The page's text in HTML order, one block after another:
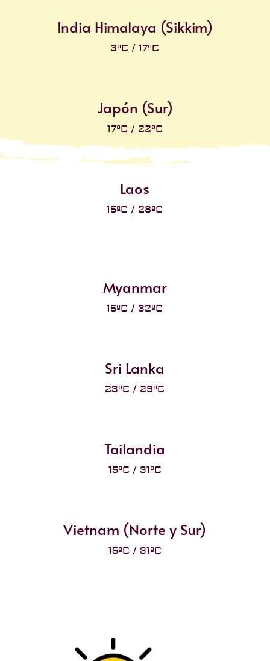
India Himalaya (Sikkim)
3ºC / 17ºC
Japón (Sur)
17ºC / 22ºC
Laos
15ºC / 28ºC
Myanmar
15ºC / 32ºC
Sri Lanka
23ºC / 29ºC
Tailandia
15ºC / 31ºC
Vietnam (Norte y Sur)
15ºC / 31ºC